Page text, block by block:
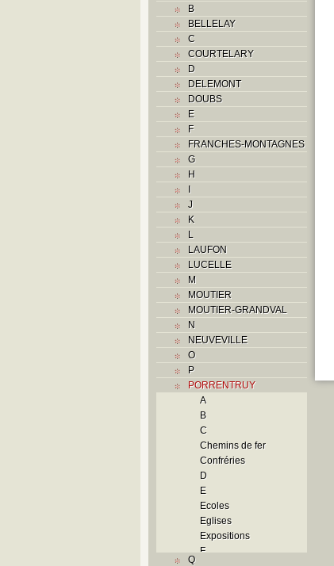
B
BELLELAY
C
COURTELARY
D
DELEMONT
DOUBS
E
F
FRANCHES-MONTAGNES
G
H
I
J
K
L
LAUFON
LUCELLE
M
MOUTIER
MOUTIER-GRANDVAL
N
NEUVEVILLE
O
P
PORRENTRUY
A
B
C
Chemins de fer
Confréries
D
E
Ecoles
Eglises
Expositions
F
Q